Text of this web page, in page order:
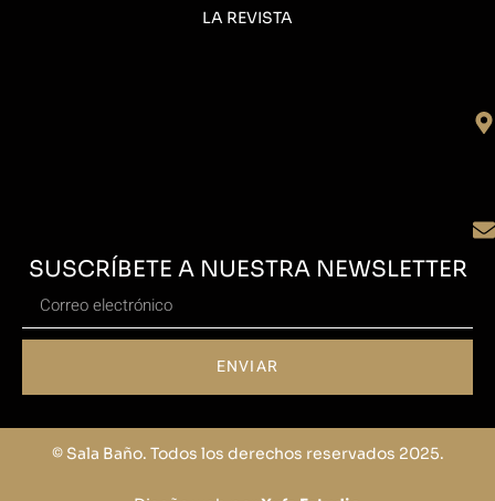
LA REVISTA
SUSCRÍBETE A NUESTRA NEWSLETTER
ENVIAR
© Sala Baño. Todos los derechos reservados 2025.